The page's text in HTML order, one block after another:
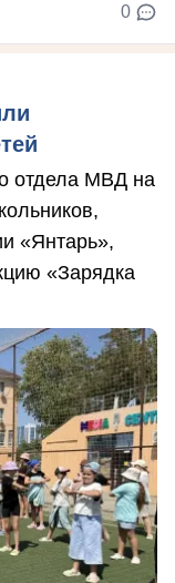
0
отдела МВД на
«Янтарь»,
«Зарядка